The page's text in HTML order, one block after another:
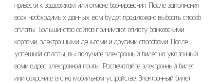
привести к задержкам или отмене бронирования. После заполнения
всех необходимых данных‚ вам будет предложено выбрать способ
оплаты. Большинство сайтов принимают оплату банковскими
картами‚ электронными деньгами и другими способами. После
успешной оплаты‚ вы получите электронный билет на указанный
вами адрес электронной почты. Распечатайте электронный билет
или сохраните его на мобильном устройстве. Электронный билет